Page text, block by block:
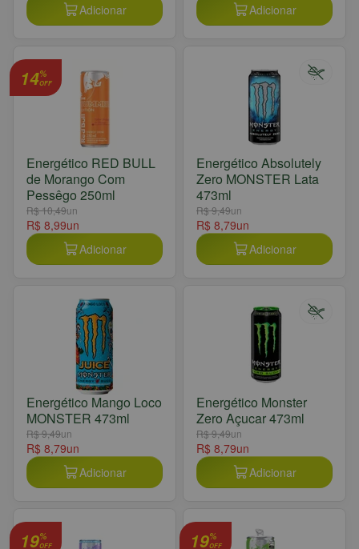
Adicionar
Adicionar
14%
OFF
Energético RED BULL
de Morango Com
Pessêgo 250ml
R$ 10,49un
R$ 8,99un
Adicionar
Energético Absolutely
Zero MONSTER Lata
473ml
R$ 9,49un
R$ 8,79un
Adicionar
Energético Mango Loco
MONSTER 473ml
R$ 9,49un
R$ 8,79un
Adicionar
Energético Monster
Zero Açucar 473ml
R$ 9,49un
R$ 8,79un
Adicionar
19%
OFF 19%
OFF